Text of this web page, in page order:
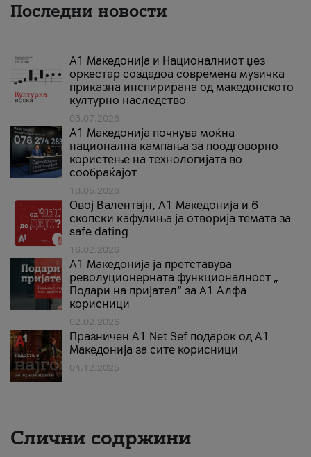
Последни новости
А1 Македонија и Националниот џез
оркестар создадоа современа музичка
приказна инспирирана од македонското
културно наследство
03.07.2026
A1 Македонија почнува моќна
национална кампања за поодговорно
користење на технологијата во
сообраќајот
18.05.2026
Овој Валентајн, A1 Македонија и 6
скопски кафулиња ја отворија темата за
safe dating
16.02.2026
А1 Македонија ја претставува
револуционерната функционалност „
Подари на пријател“ за А1 Алфа
корисници
02.02.2026
Празничен A1 Net Sеf подарок од А1
Македонија за сите корисници
04.12.2025
Слични содржини